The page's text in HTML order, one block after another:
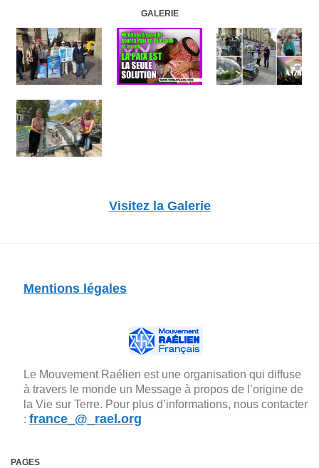
GALERIE
Visitez la Galerie
Mentions légales
Le Mouvement Raélien est une organisation qui diffuse
à travers le monde un Message à propos de l’origine de
la Vie sur Terre. Pour plus d’informations, nous contacter
: france_@_rael.org
PAGES